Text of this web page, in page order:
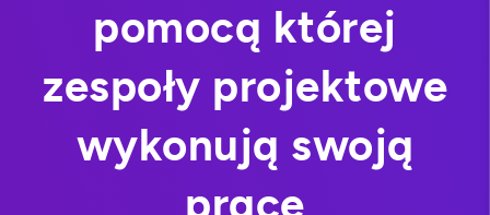
pomocą której
zespoły projektowe
wykonują swoją
pracę